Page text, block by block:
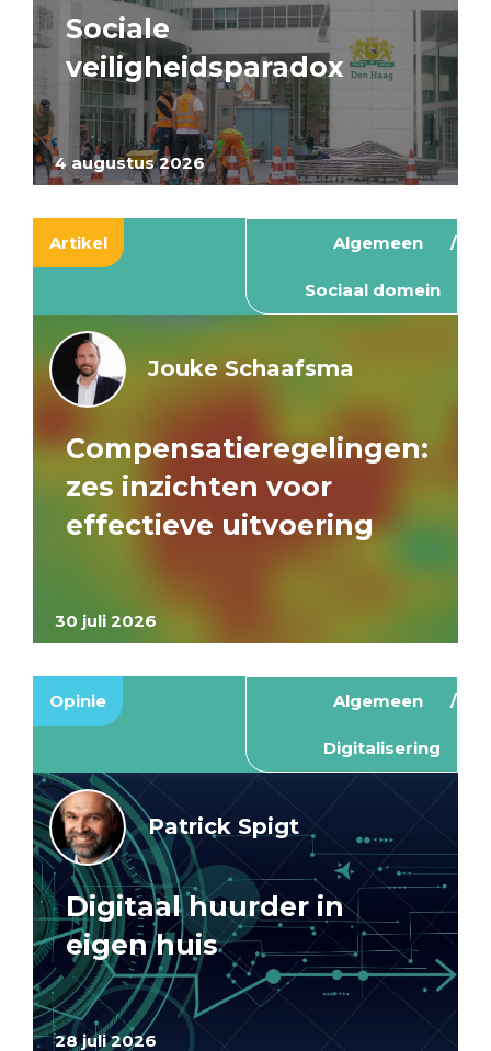
4 augustus 2026
Sociale
veiligheidsparadox
Artikel Algemeen
Sociaal domein
30 juli 2026
Jouke Schaafsma
Compensatieregelingen:
zes inzichten voor
effectieve uitvoering
Opinie Algemeen
Digitalisering
28 juli 2026
Patrick Spigt
Digitaal huurder in
eigen huis